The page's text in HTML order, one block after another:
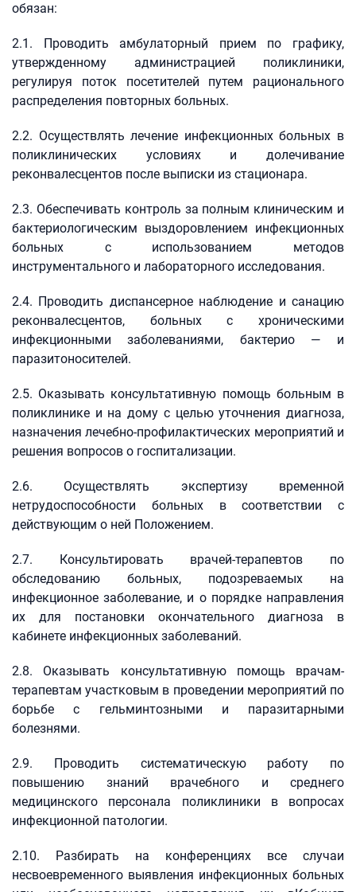
обязан:
2.1. Проводить амбулаторный прием по графику,
утвержденному администрацией поликлиники,
регулируя поток посетителей путем рационального
распределения повторных больных.
2.2. Осуществлять лечение инфекционных больных в
поликлинических условиях и долечивание
реконвалесцентов после выписки из стационара.
2.3. Обеспечивать контроль за полным клиническим и
бактериологическим выздоровлением инфекционных
больных с использованием методов
инструментального и лабораторного исследования.
2.4. Проводить диспансерное наблюдение и санацию
реконвалесцентов, больных с хроническими
инфекционными заболеваниями, бактерио — и
паразитоносителей.
2.5. Оказывать консультативную помощь больным в
поликлинике и на дому с целью уточнения диагноза,
назначения лечебно-профилактических мероприятий и
решения вопросов о госпитализации.
2.6. Осуществлять экспертизу временной
нетрудоспособности больных в соответствии с
действующим о ней Положением.
2.7. Консультировать врачей-терапевтов по
обследованию больных, подозреваемых на
инфекционное заболевание, и о порядке направления
их для постановки окончательного диагноза в
кабинете инфекционных заболеваний.
2.8. Оказывать консультативную помощь врачам-
терапевтам участковым в проведении мероприятий по
борьбе с гельминтозными и паразитарными
болезнями.
2.9. Проводить систематическую работу по
повышению знаний врачебного и среднего
медицинского персонала поликлиники в вопросах
инфекционной патологии.
2.10. Разбирать на конференциях все случаи
несвоевременного выявления инфекционных больных